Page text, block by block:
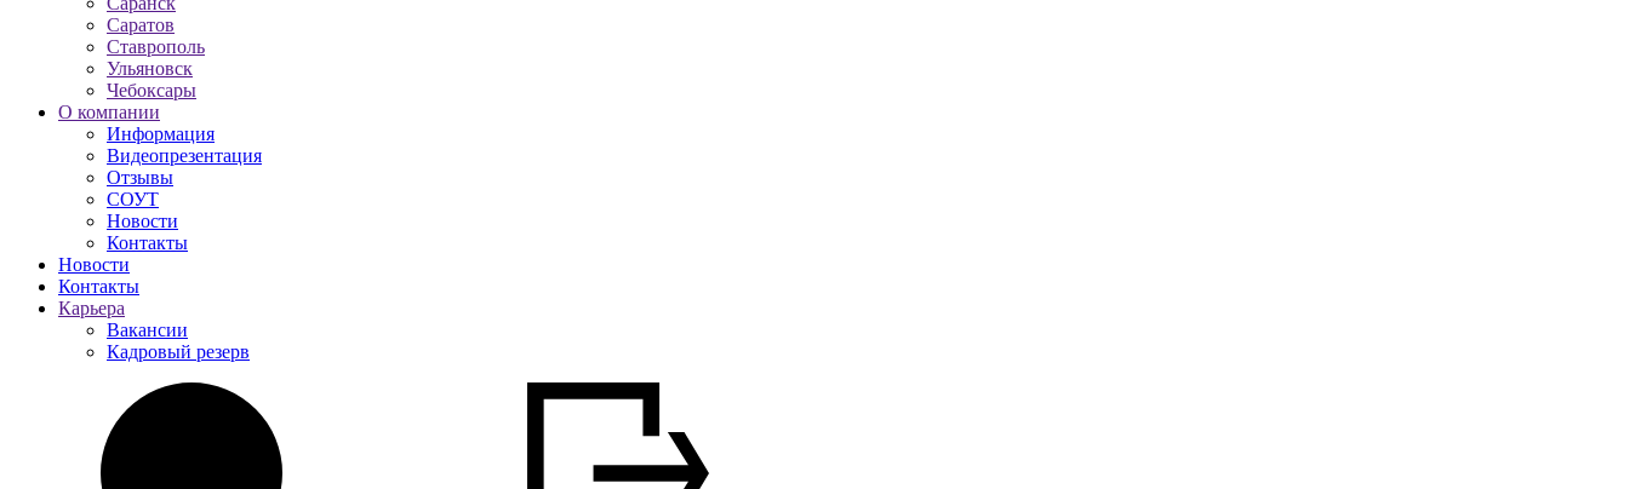
Саратов
Ставрополь
Ульяновск
Чебоксары
О компании
Информация
Видеопрезентация
Отзывы
СОУТ
Новости
Контакты
Новости
Контакты
Карьера
Вакансии
Кадровый резерв